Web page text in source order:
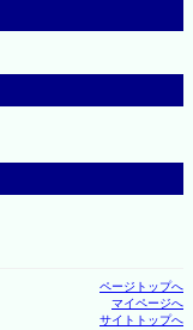
ページトップへ
マイページへ
サイトトップへ